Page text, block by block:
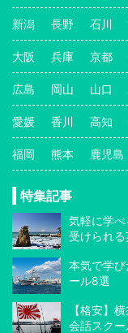
新潟 長野 石川
大阪 兵庫 京都
広島 岡山 山口
愛媛 香川 高知
福岡 熊本 鹿児島
特集記事
気軽に学
受けられ
本気で学
ール8選
【格安】
会話スク